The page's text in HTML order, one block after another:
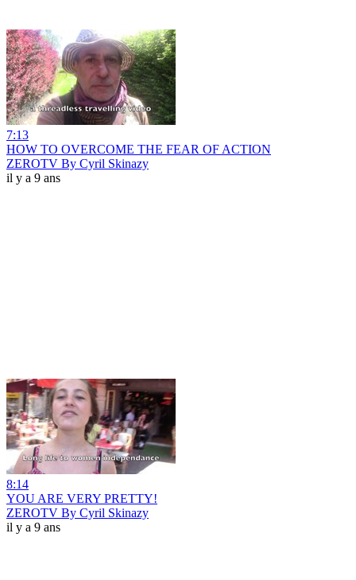
7:13
HOW TO OVERCOME THE FEAR OF ACTION
ZEROTV By Cyril Skinazy
il y a 9 ans
8:14
YOU ARE VERY PRETTY!
ZEROTV By Cyril Skinazy
il y a 9 ans